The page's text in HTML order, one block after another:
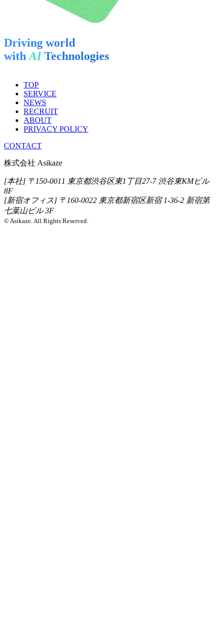
Driving world
with AI Technologies
TOP
SERVICE
NEWS
RECRUIT
ABOUT
PRIVACY POLICY
CONTACT
株式会社 Asikaze
[本社] 〒150-0011 東京都渋谷区東1丁目27-7 渋谷東KMビル
8F
[新宿オフィス] 〒160-0022 東京都新宿区新宿 1-36-2 新宿第
七葉山ビル 3F
© Asikaze. All Rights Reserved.